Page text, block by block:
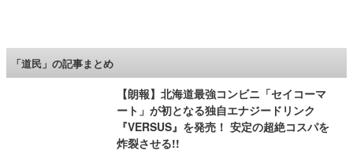
ロケットニュース24
「道民」の記事まとめ
【朗報】北海道最強コンビニ「セイコーマ
ート」が初となる独自エナジードリンク
『VERSUS』を発売！ 安定の超絶コスパを
炸裂させる!!